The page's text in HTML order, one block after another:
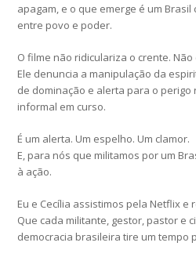
apagam, e o que emerge é um
entre povo e poder.
O filme não ridiculariza o crente.
Ele denuncia a manipulação da
de dominação e alerta para o perigo
informal em curso.
É um alerta. Um espelho. Um clamor.
E, para nós que militamos por um
à ação.
Eu e Cecília assistimos pela Netflix
Que cada militante, gestor, pastor e
democracia brasileira tire um tempo